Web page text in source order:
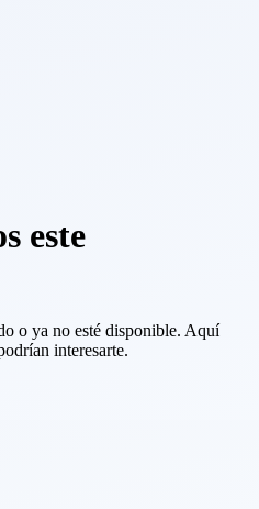
este
o ya no esté disponible. Aquí
interesarte.